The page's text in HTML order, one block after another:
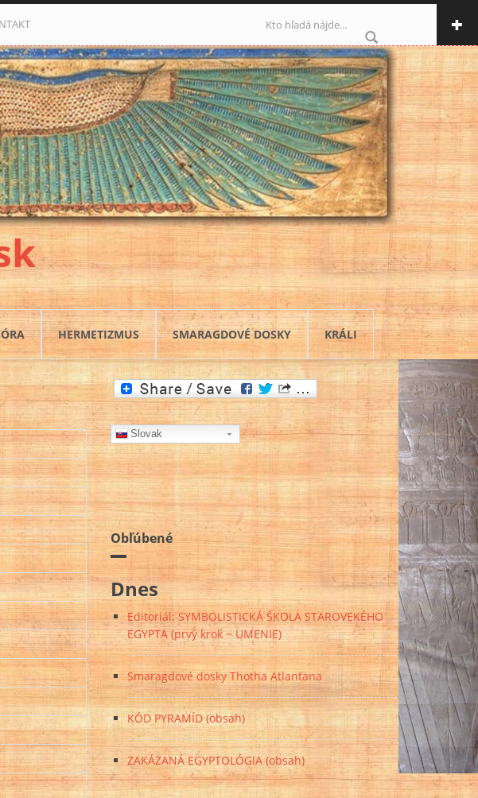
Vyhľadávanie
HERMETIZMUS SMARAGDOVÉ DOSKY KRÁLI
Slovak
Obľúbené
Dnes
Editoriál: SYMBOLISTICKÁ ŠKOLA STAROVEKÉHO
EGYPTA (prvý krok ~ UMENIE)
Smaragdové dosky Thotha Atlanťana
KÓD PYRAMÍD (obsah)
ZAKÁZANÁ EGYPTOLÓGIA (obsah)